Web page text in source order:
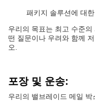
패키지 솔루션에 대
우리의 목표는 최고 수준
떤 질문이나 우려와 함께
오.
포장 및 운송:
우리의 밸브레이드 메일